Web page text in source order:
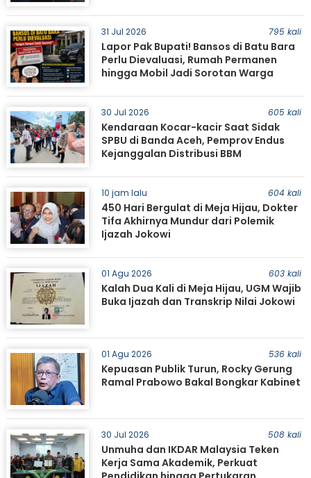
31 Jul 2026 795 kali
Lapor Pak Bupati! Bansos di Batu Bara
Perlu Dievaluasi, Rumah Permanen
hingga Mobil Jadi Sorotan Warga
30 Jul 2026 605 kali
Kendaraan Kocar-kacir Saat Sidak
SPBU di Banda Aceh, Pemprov Endus
Kejanggalan Distribusi BBM
10 jam lalu 604 kali
450 Hari Bergulat di Meja Hijau, Dokter
Tifa Akhirnya Mundur dari Polemik
Ijazah Jokowi
01 Agu 2026 603 kali
Kalah Dua Kali di Meja Hijau, UGM Wajib
Buka Ijazah dan Transkrip Nilai Jokowi
01 Agu 2026 536 kali
Kepuasan Publik Turun, Rocky Gerung
Ramal Prabowo Bakal Bongkar Kabinet
30 Jul 2026 508 kali
Unmuha dan IKDAR Malaysia Teken
Kerja Sama Akademik, Perkuat